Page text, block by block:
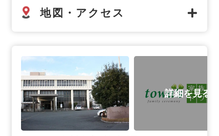
地図・アクセス